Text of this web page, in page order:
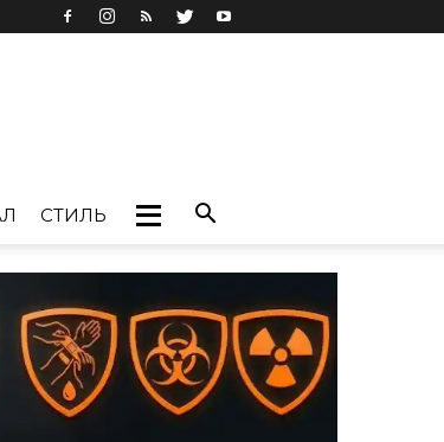
СТИЛЬ